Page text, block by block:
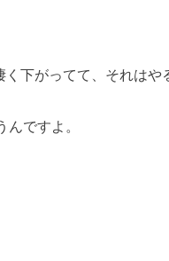
く下がってて、それはや
ですよ。